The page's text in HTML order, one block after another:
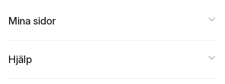
Mina sidor
Hjälp